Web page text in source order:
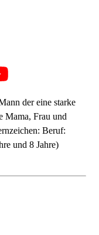
der eine starke
Mama, Frau und
Beruf:
und 8 Jahre)